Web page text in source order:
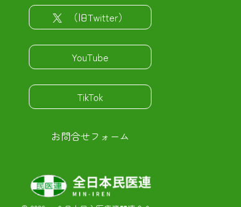
（旧Twitter）
YouTube
TikTok
お問合せフォーム